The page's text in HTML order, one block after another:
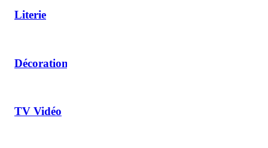
Literie
Décoration
TV Vidéo